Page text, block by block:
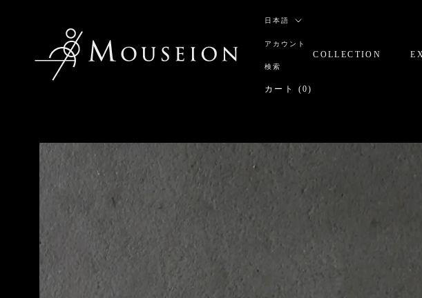
言
日本語
アカウント
検索
カート (0)
COLLECTION